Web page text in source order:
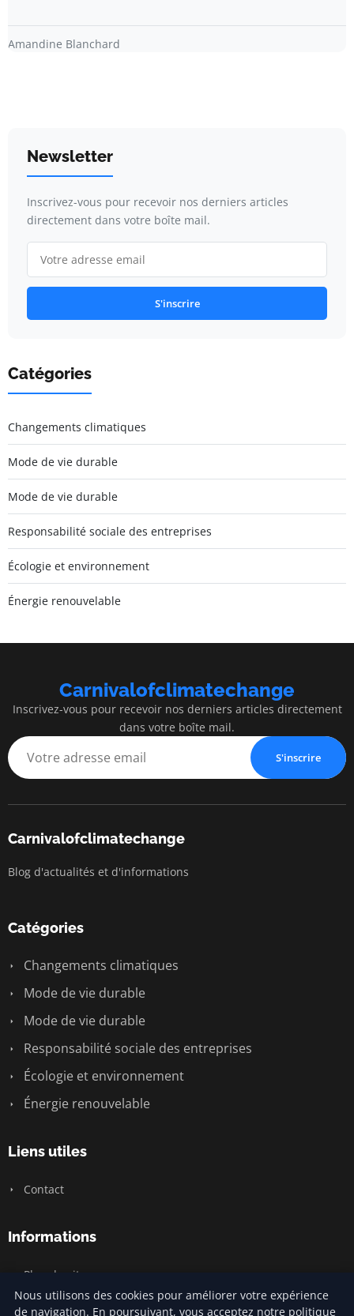
Amandine Blanchard
Newsletter
Inscrivez-vous pour recevoir nos derniers articles
directement dans votre boîte mail.
S'inscrire
Catégories
Changements climatiques
Mode de vie durable
Mode de vie durable
Responsabilité sociale des entreprises
Écologie et environnement
Énergie renouvelable
Carnivalofclimatechange
Inscrivez-vous pour recevoir nos derniers articles directement
dans votre boîte mail.
S'inscrire
Carnivalofclimatechange
Blog d'actualités et d'informations
Catégories
Changements climatiques
Mode de vie durable
Mode de vie durable
Responsabilité sociale des entreprises
Écologie et environnement
Énergie renouvelable
Liens utiles
Contact
Informations
Plan du site
Nous utilisons des cookies pour améliorer votre expérience
de navigation. En poursuivant, vous acceptez notre politique